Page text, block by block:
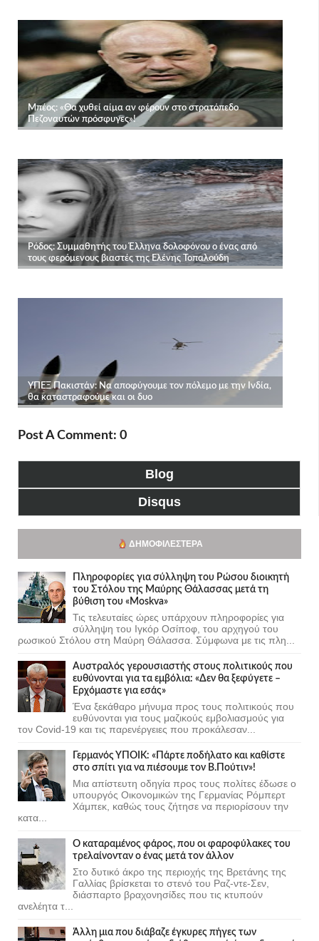
Post A Comment: 0
Blog
Disqus
ΔΗΜΟΦΙΛΈΣΤΕΡΑ
Πληροφορίες για σύλληψη του Ρώσου διοικητή
του Στόλου της Mαύρης Θάλασσας μετά τη
βύθιση του «Moskva»
Τις τελευταίες ώρες υπάρχουν πληροφορίες για
σύλληψη του Ιγκόρ Οσίποφ, του αρχηγού του
ρωσικού Στόλου στη Μαύρη Θάλασσα. Σύμφωνα με τις πλη...
Αυστραλός γερουσιαστής στους πολιτικούς που
ευθύνονται για τα εμβόλια: «Δεν θα ξεφύγετε –
Ερχόμαστε για εσάς»
Ένα ξεκάθαρο μήνυμα προς τους πολιτικούς που
ευθύνονται για τους μαζικούς εμβολιασμούς για
τον Covid-19 και τις παρενέργειες που προκάλεσαν...
Γερμανός ΥΠΟΙΚ: «Πάρτε ποδήλατο και καθίστε
στο σπίτι για να πιέσουμε τον Β.Πούτιν»!
Μια απίστευτη οδηγία προς τους πολίτες έδωσε ο
υπουργός Οικονομικών της Γερμανίας Ρόμπερτ
Χάμπεκ, καθώς τους ζήτησε να περιορίσουν την
κατα...
Ο καταραμένος φάρος, που οι φαροφύλακες του
τρελαίνονταν ο ένας μετά τον άλλον
Στο δυτικό άκρο της περιοχής της Βρετάνης της
Γαλλίας βρίσκεται το στενό του Ραζ-ντε-Σεν,
διάσπαρτο βραχονησίδες που τις κτυπούν
ανελέητα τ...
Άλλη μια που διάβαζε έγκυρες πήγες των